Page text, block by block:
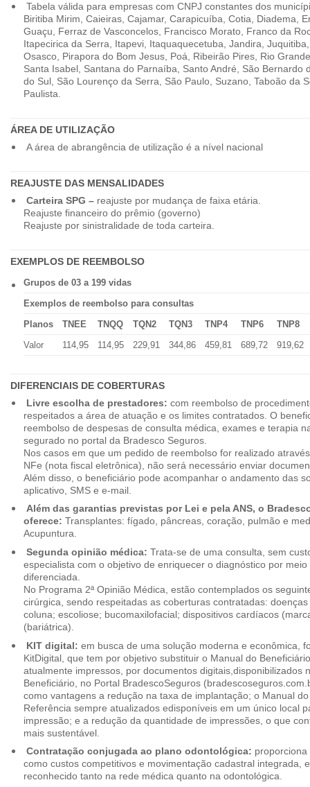
Tabela válida para empresas com CNPJ constantes dos
Biritiba Mirim, Caieiras, Cajamar, Carapicuíba, Cotia, Diadema,
Guaçu, Ferraz de Vasconcelos, Francisco Morato, Franco da
Itapecirica da Serra, Itapevi, Itaquaquecetuba, Jandira,
Osasco, Pirapora do Bom Jesus, Poá, Ribeirão Pires, Rio
Santa Isabel, Santana do Parnaíba, Santo André, São Bernardo
do Sul, São Lourenço da Serra, São Paulo, Suzano, Taboão da
Paulista.
ÁREA DE UTILIZAÇÃO
A área de abrangência de utilização é a nível nacional
REAJUSTE DAS MENSALIDADES
Carteira SPG –reajuste por mudança de faixa etária.
Reajuste financeiro do prêmio (governo)
Reajuste por sinistralidade de toda carteira.
EXEMPLOS DE REEMBOLSO
Grupos de 03 a 199 vidas
Exemplos de reembolso para consultas
Planos
TNEE TNQQ TQN2 TQN3 TNP4 TNP6
TNP8
Valor
114,95 114,95 229,91 344,86 459,81 689,72 919,62
DIFERENCIAIS DE COBERTURAS
Livre escolha de prestadores: com reembolso de
respeitados a área de atuação e os limites contratados. O
reembolso de despesas de consulta médica, exames e terapia
segurado no portal da Bradesco Seguros.
Nos casos em que um pedido de reembolso for realizado
NFe (nota fiscal eletrônica), não será necessário enviar
Além disso, o beneficiário pode acompanhar o andamento das
aplicativo, SMS e e-mail.
Além das garantias previstas por Lei e pela ANS, o
oferece: Transplantes: fígado, pâncreas, coração, pulmão e
Acupuntura.
Segunda opinião médica: Trata-se de uma consulta, sem
especialista com o objetivo de enriquecer o diagnóstico por
diferenciada.
No Programa 2ª Opinião Médica, estão contemplados os
cirúrgica, sendo respeitadas as coberturas contratadas:
coluna; escoliose; bucomaxilofacial; dispositivos cardíacos
(bariátrica).
KIT digital: em busca de uma solução moderna e econômica,
KitDigital, que tem por objetivo substituir o Manual do
atualmente impressos, por documentos digitais,disponibilizados
Beneficiário, no Portal BradescoSeguros
como vantagens a redução na taxa de implantação; o Manual
Referência sempre atualizados edisponíveis em um único local
impressão; e a redução da quantidade de impressões, o que
mais sustentável.
Contratação conjugada ao plano odontológica:
como custos competitivos e movimentação cadastral integrada,
reconhecido tanto na rede médica quanto na odontológica.